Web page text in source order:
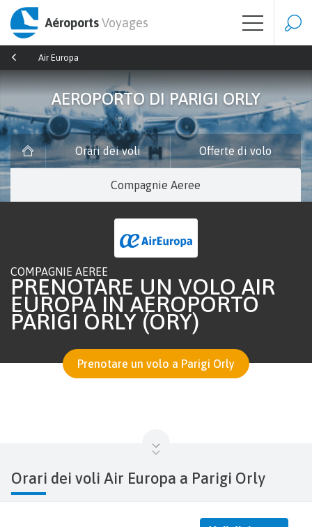
AéroportsVoyages
Air Europa
AEROPORTO DI PARIGI ORLY
Orari dei voli Offerte di volo
Compagnie Aeree
COMPAGNIE AEREE
PRENOTARE UN VOLO AIR
EUROPA IN AEROPORTO
PARIGI ORLY (ORY)
Prenotare un volo a Parigi Orly
Orari dei voli Air Europa a Parigi Orly